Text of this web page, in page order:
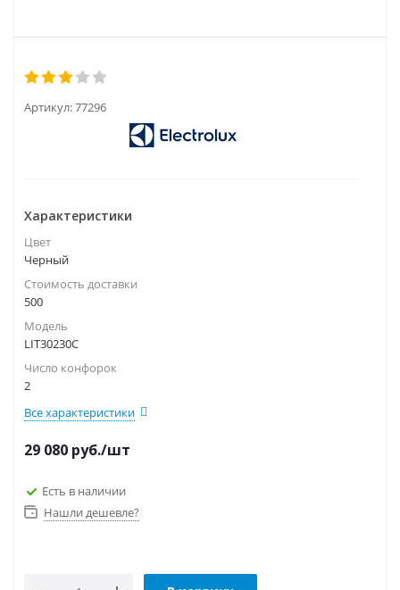
Артикул:77296
Характеристики
Цвет
Черный
Стоимость доставки
500
Модель
LIT30230C
Число конфорок
2
Все характеристики
29 080 руб./шт
Есть в наличии
Нашли дешевле?